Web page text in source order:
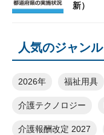
新）
人気のジャンル
2026年 福祉用具
介護テクノロジー
介護報酬改定 2027